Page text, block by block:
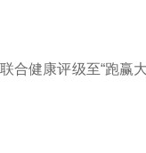
合健康评级至“跑